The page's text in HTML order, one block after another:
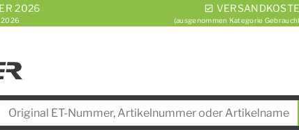
2026
2026 (ausgenommen Kategorie